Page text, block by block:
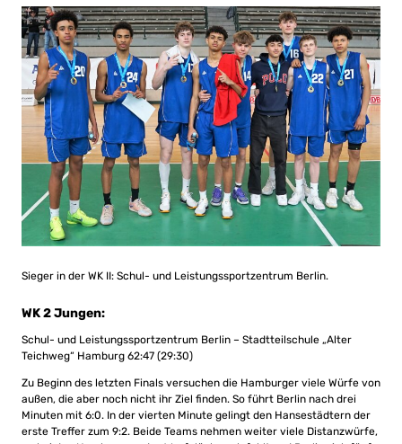
Sieger in der WK II: Schul- und Leistungssportzentrum Berlin.
WK 2 Jungen:
Schul- und Leistungssportzentrum Berlin – Stadtteilschule „Alter
Teichweg“ Hamburg 62:47 (29:30)
Zu Beginn des letzten Finals versuchen die Hamburger viele Würfe von
außen, die aber noch nicht ihr Ziel finden. So führt Berlin nach drei
Minuten mit 6:0. In der vierten Minute gelingt den Hansestädtern der
erste Treffer zum 9:2. Beide Teams nehmen weiter viele Distanzwürfe,